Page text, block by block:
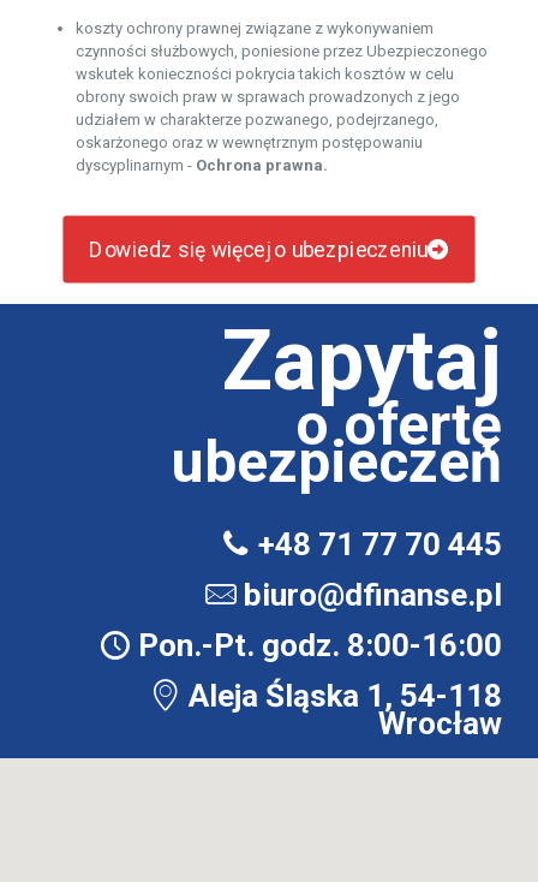
koszty ochrony prawnej związane z wykonywaniem
czynności służbowych, poniesione przez Ubezpieczonego
wskutek konieczności pokrycia takich kosztów w celu
obrony swoich praw w sprawach prowadzonych z jego
udziałem w charakterze pozwanego, podejrzanego,
oskarżonego oraz w wewnętrznym postępowaniu
dyscyplinarnym - Ochrona prawna.
Dowiedz się więcej o ubezpieczeniu
Zapytaj
o ofertę
ubezpieczeń
+48 71 77 70 445
biuro@dfinanse.pl
Pon.-Pt. godz. 8:00-16:00
Aleja Śląska 1, 54-118
Wrocław